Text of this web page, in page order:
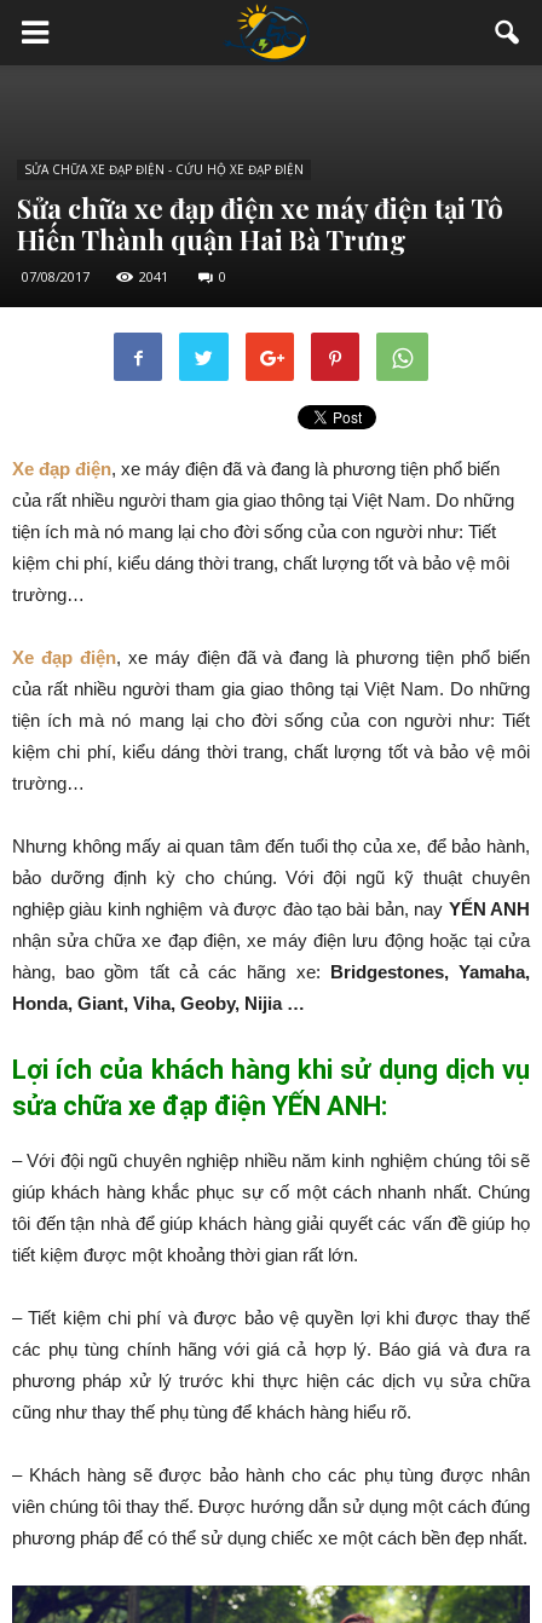
SỬA CHỮA XE ĐẠP ĐIỆN - CỨU HỘ XE ĐẠP ĐIỆN
Sửa chữa xe đạp điện xe máy điện tại Tô
Hiến Thành quận Hai Bà Trưng
07/08/2017 2041 0
Xe đạp điện, xe máy điện đã và đang là phương tiện phổ biến
của rất nhiều người tham gia giao thông tại Việt Nam. Do những
tiện ích mà nó mang lại cho đời sống của con người như: Tiết
kiệm chi phí, kiểu dáng thời trang, chất lượng tốt và bảo vệ môi
trường…
Xe đạp điện, xe máy điện đã và đang là phương tiện phổ biến
của rất nhiều người tham gia giao thông tại Việt Nam. Do những
tiện ích mà nó mang lại cho đời sống của con người như: Tiết
kiệm chi phí, kiểu dáng thời trang, chất lượng tốt và bảo vệ môi
trường…
Nhưng không mấy ai quan tâm đến tuổi thọ của xe, để bảo hành,
bảo dưỡng định kỳ cho chúng. Với đội ngũ kỹ thuật chuyên
nghiệp giàu kinh nghiệm và được đào tạo bài bản, nay YẾN ANH
nhận sửa chữa xe đạp điện, xe máy điện lưu động hoặc tại cửa
hàng, bao gồm tất cả các hãng xe: Bridgestones, Yamaha,
Honda, Giant, Viha, Geoby, Nijia …
Lợi ích của khách hàng khi sử dụng dịch vụ
sửa chữa xe đạp điện YẾN ANH:
– Với đội ngũ chuyên nghiệp nhiều năm kinh nghiệm chúng tôi sẽ
giúp khách hàng khắc phục sự cố một cách nhanh nhất. Chúng
tôi đến tận nhà để giúp khách hàng giải quyết các vấn đề giúp họ
tiết kiệm được một khoảng thời gian rất lớn.
– Tiết kiệm chi phí và được bảo vệ quyền lợi khi được thay thế
các phụ tùng chính hãng với giá cả hợp lý. Báo giá và đưa ra
phương pháp xử lý trước khi thực hiện các dịch vụ sửa chữa
cũng như thay thế phụ tùng để khách hàng hiểu rõ.
– Khách hàng sẽ được bảo hành cho các phụ tùng được nhân
viên chúng tôi thay thế. Được hướng dẫn sử dụng một cách đúng
phương pháp để có thể sử dụng chiếc xe một cách bền đẹp nhất.